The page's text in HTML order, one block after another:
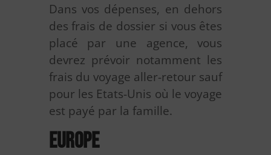
Dans vos dépenses, en dehors
des frais de dossier si vous êtes
placé par une agence, vous
devrez prévoir notamment les
frais du voyage aller-retour sauf
pour les Etats-Unis où le voyage
est payé par la famille.
Europe